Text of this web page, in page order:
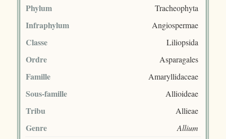
Phylum Tracheophyta
Infraphylum Angiospermae
Classe Liliopsida
Ordre Asparagales
Famille Amaryllidaceae
Sous-famille Allioideae
Tribu Allieae
Genre Allium